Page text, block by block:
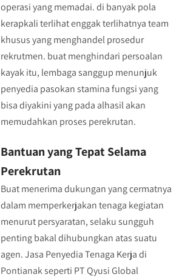
operasi yang memadai. di banyak pola
kerapkali terlihat enggak terlihatnya team
khusus yang menghandel prosedur
rekrutmen. buat menghindari persoalan
kayak itu, lembaga sanggup menunjuk
penyedia pasokan stamina fungsi yang
bisa diyakini yang pada alhasil akan
memudahkan proses perekrutan.
Bantuan yang Tepat Selama
Perekrutan
Buat menerima dukungan yang cermatnya
dalam memperkerjakan tenaga kegiatan
menurut persyaratan, selaku sungguh
penting bakal dihubungkan atas suatu
agen. Jasa Penyedia Tenaga Kerja di
Pontianak seperti PT Qyusi Global